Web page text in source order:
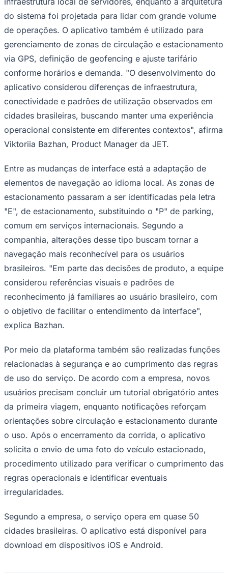
Corinthians
Palmeiras
do sistema foi projetada para lidar com grande volume
de operações. O aplicativo também é utilizado para
gerenciamento de zonas de circulação e estacionamento
via GPS, definição de geofencing e ajuste tarifário
conforme horários e demanda. "O desenvolvimento do
aplicativo considerou diferenças de infraestrutura,
conectividade e padrões de utilização observados em
cidades brasileiras, buscando manter uma experiência
operacional consistente em diferentes contextos", afirma
Viktoriia Bazhan, Product Manager da JET.
Entre as mudanças de interface está a adaptação de
elementos de navegação ao idioma local. As zonas de
estacionamento passaram a ser identificadas pela letra
"E", de estacionamento, substituindo o "P" de parking,
comum em serviços internacionais. Segundo a
companhia, alterações desse tipo buscam tornar a
navegação mais reconhecível para os usuários
brasileiros. "Em parte das decisões de produto, a equipe
considerou referências visuais e padrões de
reconhecimento já familiares ao usuário brasileiro, com
o objetivo de facilitar o entendimento da interface",
explica Bazhan.
Por meio da plataforma também são realizadas funções
relacionadas à segurança e ao cumprimento das regras
de uso do serviço. De acordo com a empresa, novos
usuários precisam concluir um tutorial obrigatório antes
da primeira viagem, enquanto notificações reforçam
orientações sobre circulação e estacionamento durante
o uso. Após o encerramento da corrida, o aplicativo
solicita o envio de uma foto do veículo estacionado,
procedimento utilizado para verificar o cumprimento das
regras operacionais e identificar eventuais
irregularidades.
Segundo a empresa, o serviço opera em quase 50
cidades brasileiras. O aplicativo está disponível para
download em dispositivos iOS e Android.